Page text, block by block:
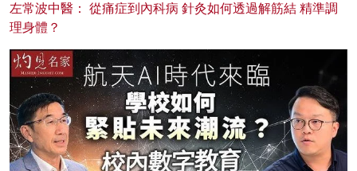
左常波中醫： 從痛症到內科病 針灸如何透過解筋結 精準調
理身體？